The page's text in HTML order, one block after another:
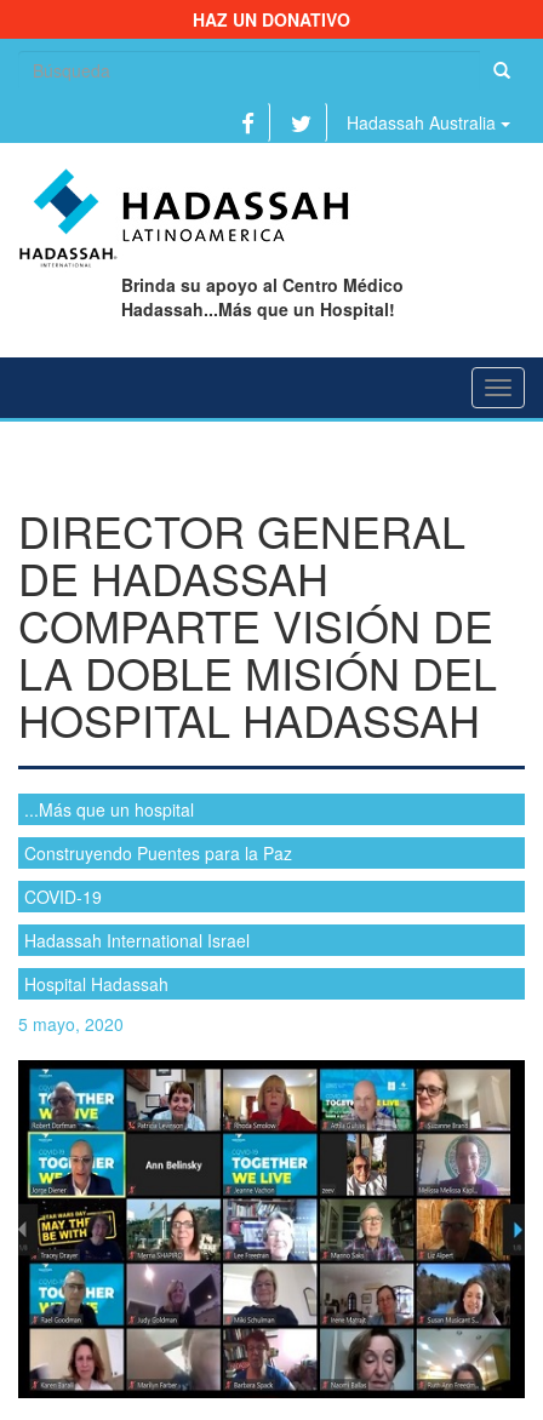
HAZ UN DONATIVO
Hadassah Australia
Brinda su apoyo al Centro Médico
Hadassah...Más que un Hospital!
DIRECTOR GENERAL
DE HADASSAH
COMPARTE VISIÓN DE
LA DOBLE MISIÓN DEL
HOSPITAL HADASSAH
...Más que un hospital
Construyendo Puentes para la Paz
COVID-19
Hadassah International Israel
Hospital Hadassah
5 mayo, 2020